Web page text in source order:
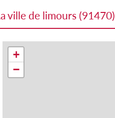
la ville de limours (91470)
+
−